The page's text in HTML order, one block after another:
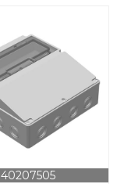
40207505